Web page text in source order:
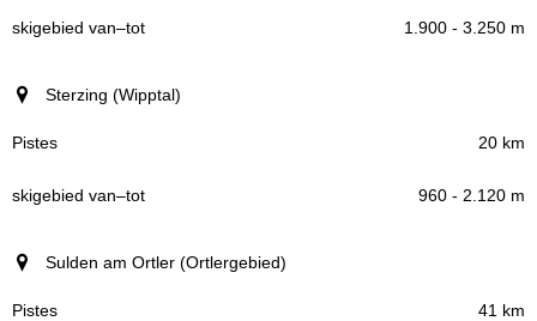
1.900 - 3.250 m
Sterzing (Wipptal)
20 km
960 - 2.120 m
Sulden am Ortler (Ortlergebied)
41 km